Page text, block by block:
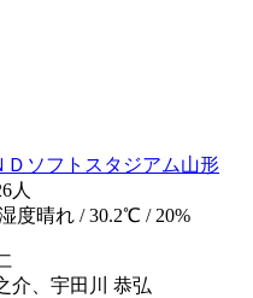
Ｄソフトスタジアム山形
人
度晴れ / 30.2℃ / 20%
介、宇田川 恭弘